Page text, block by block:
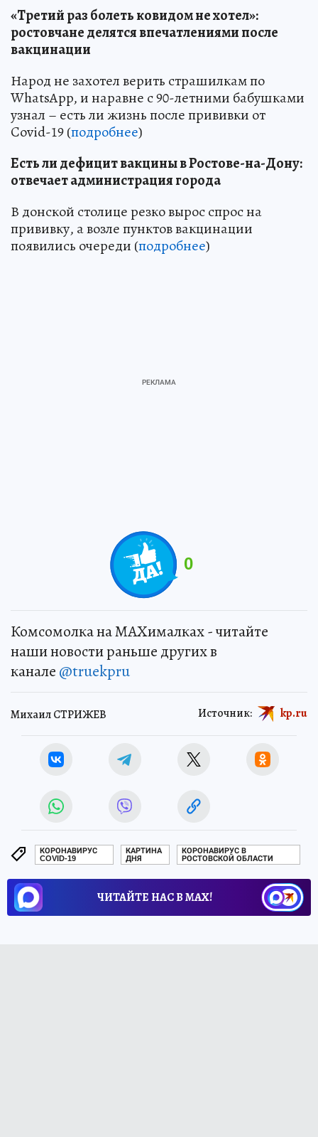
«Третий раз болеть ковидом не хотел»:
ростовчане делятся впечатлениями после
вакцинации
Народ не захотел верить страшилкам по
WhatsApp, и наравне с 90-летними бабушками
узнал – есть ли жизнь после прививки от
Covid-19 (подробнее)
Есть ли дефицит вакцины в Ростове-на-Дону:
отвечает администрация города
В донской столице резко вырос спрос на
прививку, а возле пунктов вакцинации
появились очереди (подробнее)
0
Комсомолка на MAXималках - читайте
наши новости раньше других в
канале @truekpru
Михаил СТРИЖЕВ Источник: kp.ru
КОРОНАВИРУС
COVID-19
КАРТИНА
ДНЯ
КОРОНАВИРУС В
РОСТОВСКОЙ ОБЛАСТИ
ЧИТАЙТЕ НАС В МАХ!